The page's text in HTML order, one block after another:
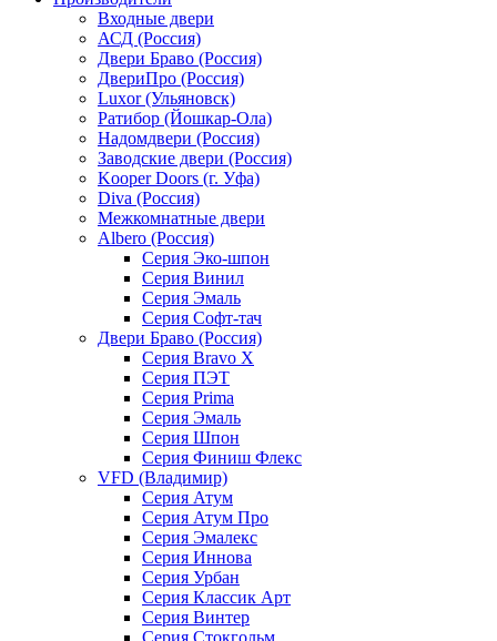
Входные двери
АСД (Россия)
Двери Браво (Россия)
ДвериПро (Россия)
Luxor (Ульяновск)
Ратибор (Йошкар-Ола)
Надомдвери (Россия)
Заводские двери (Россия)
Kooper Doors (г. Уфа)
Diva (Россия)
Межкомнатные двери
Albero (Россия)
Серия Эко-шпон
Серия Винил
Серия Эмаль
Серия Софт-тач
Двери Браво (Россия)
Серия Bravo X
Серия ПЭТ
Серия Prima
Серия Эмаль
Серия Шпон
Серия Финиш Флекс
VFD (Владимир)
Серия Атум
Серия Атум Про
Серия Эмалекс
Серия Иннова
Серия Урбан
Серия Классик Арт
Серия Винтер
Серия Стокгольм